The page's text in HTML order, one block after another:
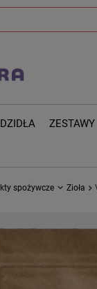
ZESTAWY
spożywcze Zioła